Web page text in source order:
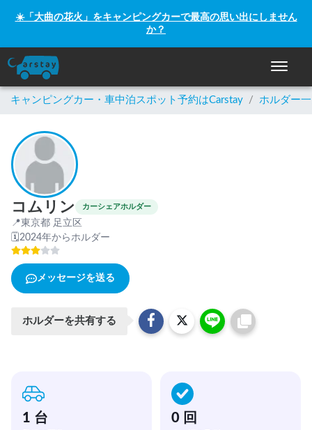
☀️「大曲の花火」をキャンピングカーで最高の思い出にしません
か？
ナビゲ
キャンピングカー・車中泊スポット予約はCarstay / ホルダー
コムリン カーシェアホルダー
📍東京都 足立区
🗓2024年からホルダー
メッセージを送る
ホルダーを共有する
1 台 0 回